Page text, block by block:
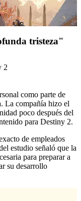
tristeza"
2
como parte de
La compañía hizo el
poco después del
para Destiny 2.
de empleados
estudio señaló que la
para preparar a
su desarrollo